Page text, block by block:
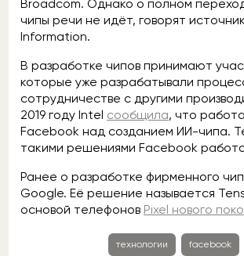
Broadcom. Однако о полном
чипы речи не идёт, говорят
Information.
В разработке чипов принимают
которые уже разрабатывали
сотрудничестве с другими
2019 году Intel сообщила, что
Facebook над созданием ИИ-чипа.
такими решениями Facebook
Ранее о разработке фирменного
Google. Её решение называется
основой телефонов Pixel нового
технологии facebook